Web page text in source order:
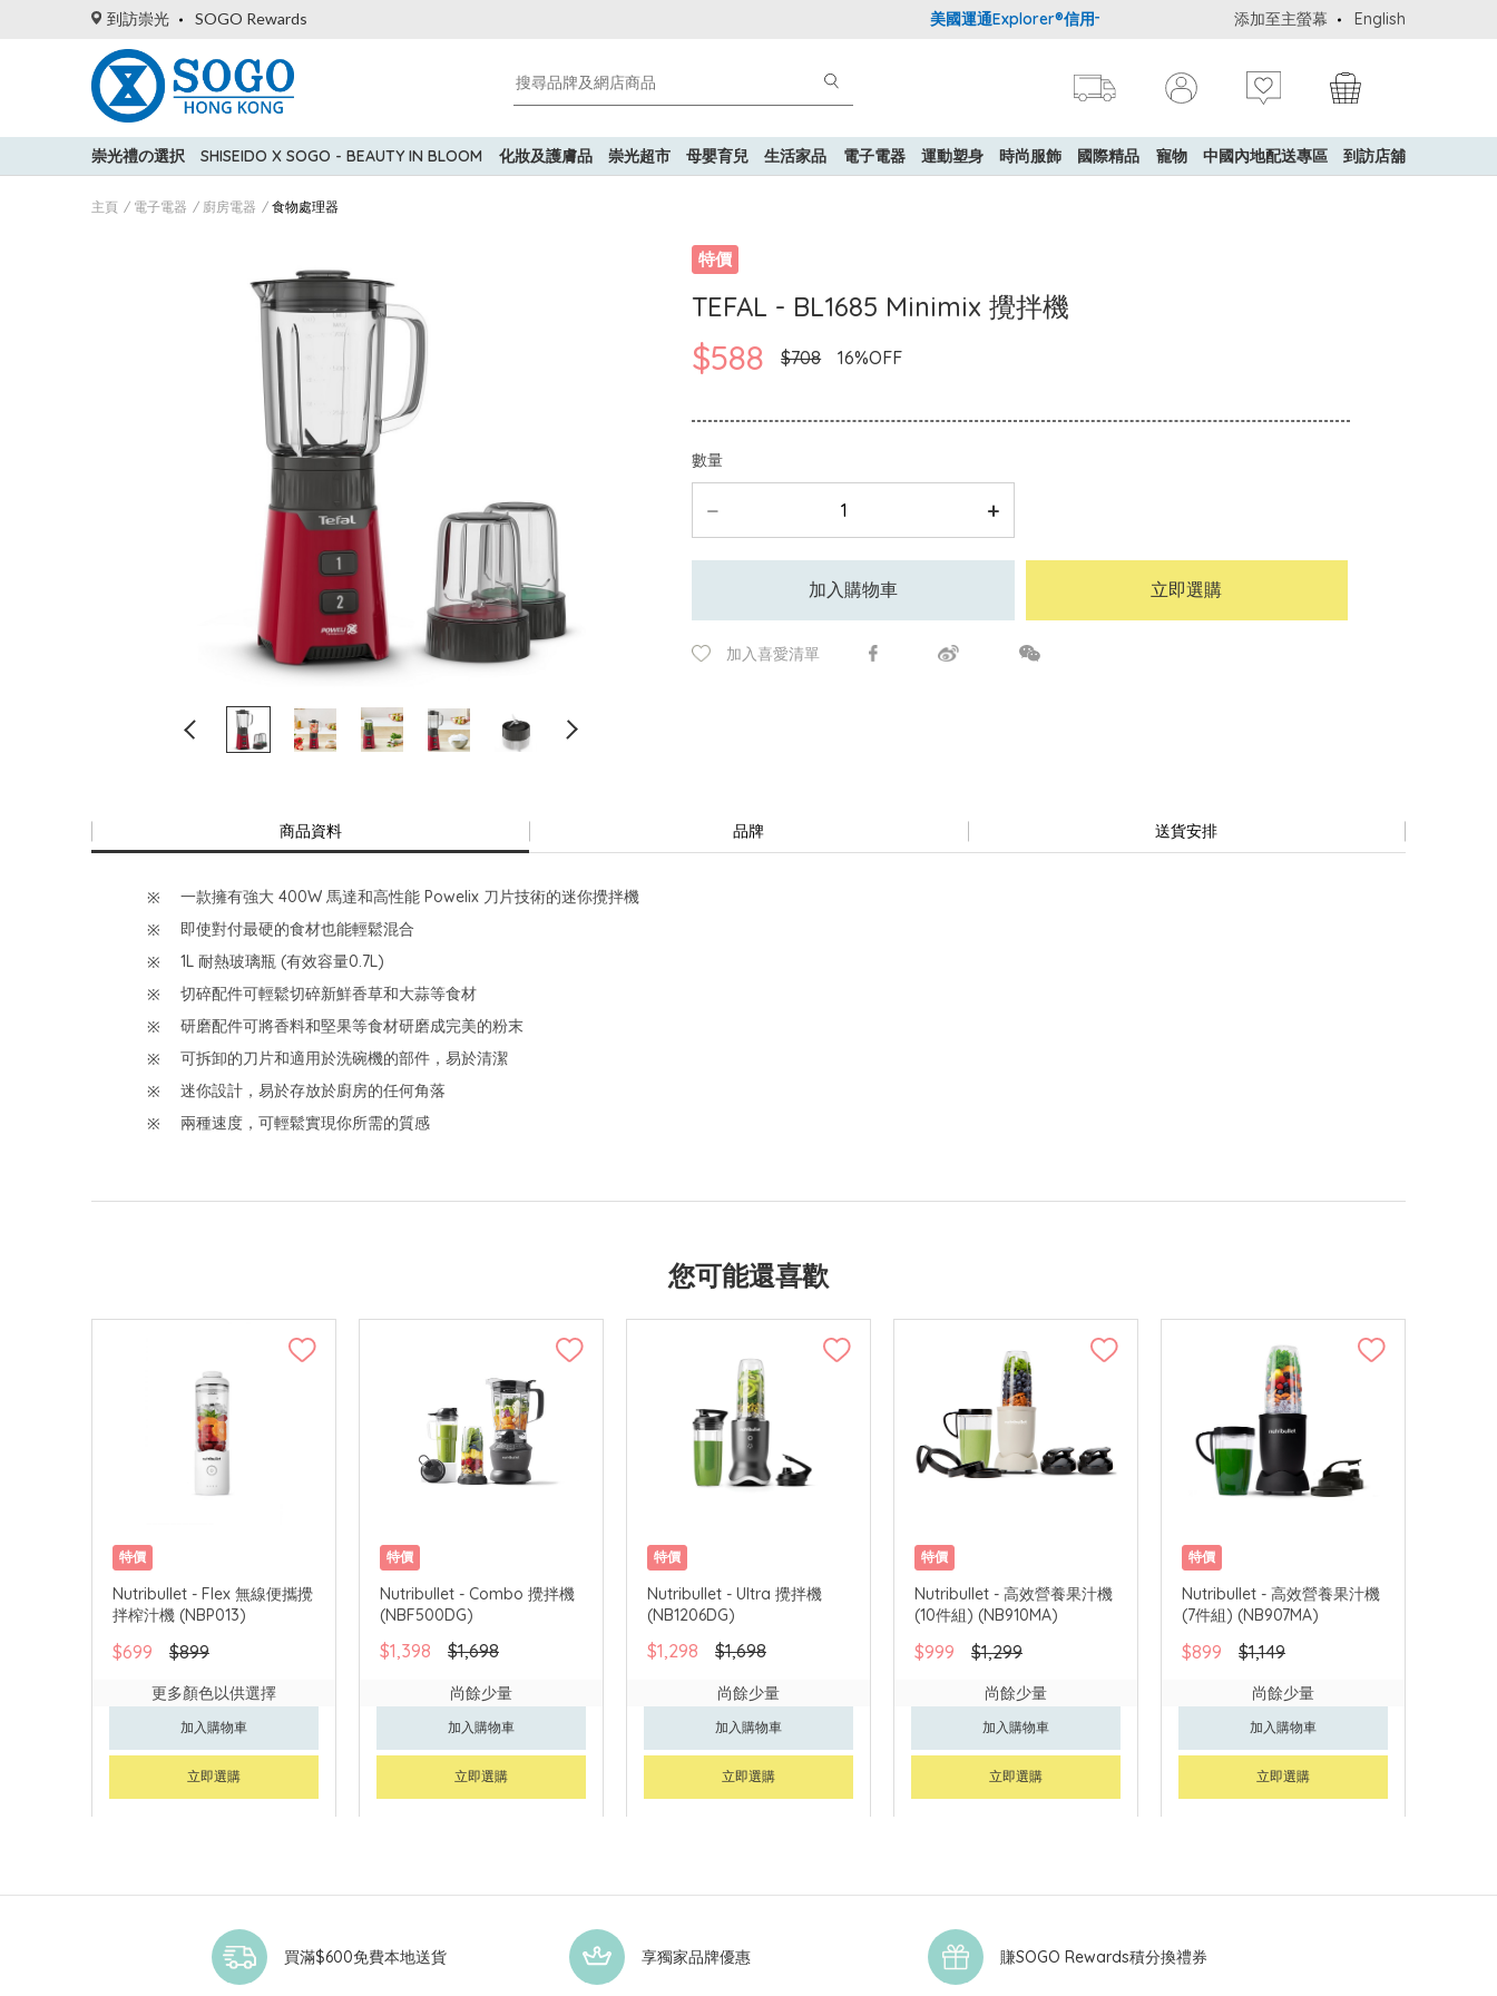
到訪崇光 SOGO Rewards 美國運通Explorer®信用卡會員購物禮遇：高達5%簽賬回贈！ 購買一般貨品(冷凍食
添加至主螢幕 English
崇光禮の選択 SHISEIDO X SOGO - BEAUTY IN BLOOM 化妝及護膚品 崇光超市 母嬰育兒 生活家品 電子電器 運動塑身 時尚服飾 國際精品 寵物 中國內地配送專區 到訪店舖
主頁 電子電器 廚房電器 食物處理器
特價
TEFAL - BL1685 Minimix 攪拌機
$588 $708 16%OFF
數量
加入購物車 立即選購
加入喜愛清單
商品資料 品牌 送貨安排
一款擁有強大 400W 馬達和高性能 Powelix 刀片技術的迷你攪拌機
即使對付最硬的食材也能輕鬆混合
1L 耐熱玻璃瓶 (有效容量0.7L)
切碎配件可輕鬆切碎新鮮香草和大蒜等食材
研磨配件可將香料和堅果等食材研磨成完美的粉末
可拆卸的刀片和適用於洗碗機的部件，易於清潔
迷你設計，易於存放於廚房的任何角落
兩種速度，可輕鬆實現你所需的質感
您可能還喜歡
特價
Nutribullet - Flex 無線便攜攪
拌榨汁機 (NBP013)
$699 $899
更多顏色以供選擇
加入購物車
立即選購
特價
Nutribullet - Combo 攪拌機
(NBF500DG)
$1,398 $1,698
尚餘少量
加入購物車
立即選購
特價
Nutribullet - Ultra 攪拌機
(NB1206DG)
$1,298 $1,698
尚餘少量
加入購物車
立即選購
特價
Nutribullet - 高效營養果汁機
(10件組) (NB910MA)
$999 $1,299
尚餘少量
加入購物車
立即選購
特價
Nutribullet - 高效營養果汁機
(7件組) (NB907MA)
$899 $1,149
尚餘少量
加入購物車
立即選購
買滿$600免費本地送貨 享獨家品牌優惠 賺SOGO Rewards積分換禮券